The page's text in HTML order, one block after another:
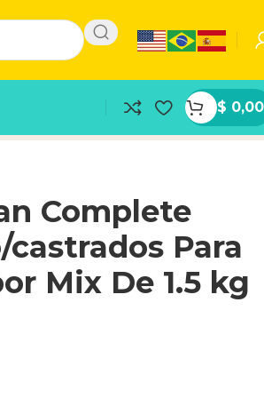
$ 0,00
Complete
Para
Mix De 1.5 kg